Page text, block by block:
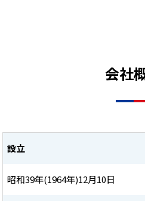
会社
設立
昭和39年(1964年)12月10日